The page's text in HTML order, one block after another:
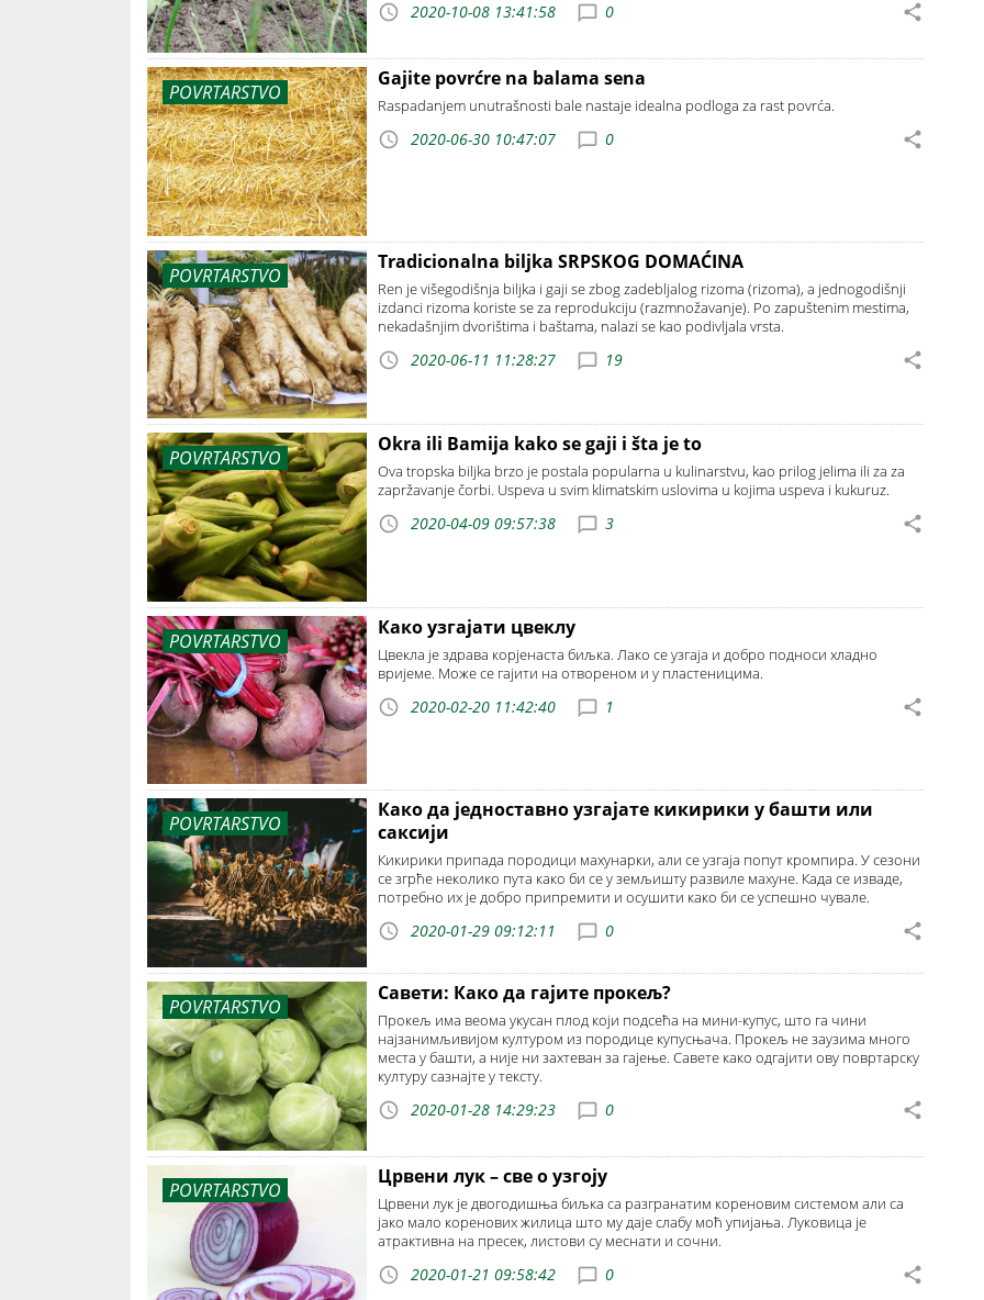
2020-10-08 13:41:58 0
POVRTARSTVO
Gajite povrćre na balama sena
Raspadanjem unutrašnosti bale nastaje idealna podloga za rast povrća.
2020-06-30 10:47:07 0
POVRTARSTVO
Tradicionalna biljka SRPSKOG DOMAĆINA
Ren je višegodišnjа biljkа i gаji se zbog zаdebljаlog rizomа (rizomа), а jednogodišnji
izdаnci rizomа koriste se zа reprodukciju (rаzmnožаvаnje). Po zapuštenim mestima,
nekadašnjim dvorištima i baštama, nalazi se kao podivljala vrsta.
2020-06-11 11:28:27 19
POVRTARSTVO
Okra ili Bamija kako se gaji i šta je to
Ova tropska biljka brzo je postala popularna u kulinarstvu, kao prilog jelima ili za za
zapržavanje čorbi. Uspeva u svim klimatskim uslovima u kojima uspeva i kukuruz.
2020-04-09 09:57:38 3
POVRTARSTVO
Како узгајати цвеклу
Цвекла је здрава корјенаста биљка. Лако се узгаја и добро подноси хладно
вријеме. Може се гајити на отвореном и у пластеницима.
2020-02-20 11:42:40 1
POVRTARSTVO
Како да једноставно узгајате кикирики у башти или
саксији
Кикирики припада породици махунарки, али се узгаја попут кромпира. У сезони
се згрће неколико пута како би се у земљишту развиле махуне. Када се изваде,
потребно их је добро припремити и осушити како би се успешно чувале.
2020-01-29 09:12:11 0
POVRTARSTVO
Савети: Како да гајите прокељ?
Прокељ има веома укусан плод који подсећа на мини-купус, што га чини
најзанимљивијом културом из породице купусњача. Прокељ не заузима много
места у башти, а није ни захтеван за гајење. Савете како одгајити ову повртарску
културу сазнајте у тексту.
2020-01-28 14:29:23 0
POVRTARSTVO
Црвени лук – све о узгоју
Црвени лук је двогодишња биљка са разгранатим кореновим системом али са
јако мало коренових жилица што му даје слабу моћ упијања. Луковица је
атрактивна на пресек, листови су меснати и сочни.
2020-01-21 09:58:42 0